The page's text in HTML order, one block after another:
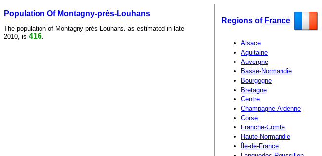
Population Of Montagny-près-Louhans
The population of Montagny-près-Louhans, as estimated in late
2010, is 416
Regions of France
Alsace
Aquitaine
Auvergne
Basse-Normandie
Bourgogne
Bretagne
Centre
Champagne-Ardenne
Corse
Franche-Comté
Haute-Normandie
Île-de-France